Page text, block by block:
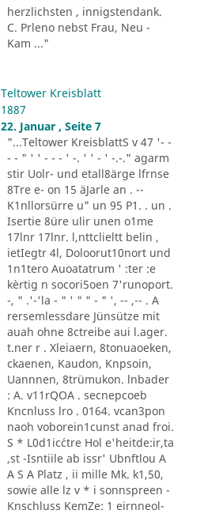
herzlichsten , innigstendank.
C. Prleno nebst Frau, Neu -
Kam ..."
Teltower Kreisblatt
1887
22. Januar , Seite 7
"...Teltower KreisblattS v 47 '- -
- - " ' ' - - - ' -. ' ' - ' -.-." agarm
stir Uolr- und etall8ärge lfrnse
8Tre e- on 15 äJarle an . --
K1nllorsürre u" un 95 P1. . un .
Isertie 8üre ulir unen o1me
17lnr 17lnr. l,nttclieltt belin ,
ietIegtr 4l, Doloorut10nort und
1n1tero Auoatatrum ' :ter :e
kèrtig n socori5oen 7'runoport.
-, " .'-'la - " ' " " - " ', -- ,-- . A
rersemlessdare Jünsütze mit
auah ohne 8ctreibe aui l.ager.
t.ner r . Xleiaern, 8tonuaoeken,
ckaenen, Kaudon, Knpsoin,
Uannnen, 8trümukon. lnbader
: A. v11rQOA . secnepcoeb
Kncnluss lro . 0164. vcan3pon
naoh voborein1cunst anad froi.
S * L0d1ic´ctre Hol e'heitde:ir,ta
,st -Isntiile ab issr' Ubnftlou A
A S A Platz , ii mille Mk. k1,50,
sowie alle lz v * i sonnspreen -
Knschluss KemZe: 1 eirnneol-